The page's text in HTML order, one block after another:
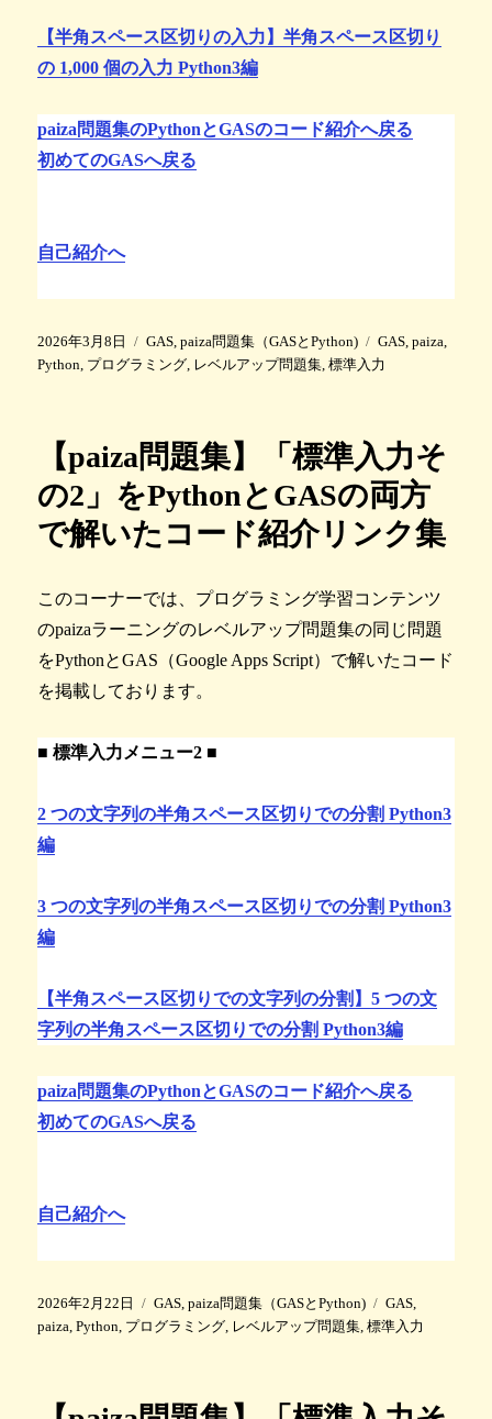
【半角スペース区切りの入力】半角スペース区切り
の 1,000 個の入力 Python3編
paiza問題集のPythonとGASのコード紹介へ戻る
初めてのGASへ戻る
自己紹介へ
投
稿
2026年3月8日
カ
テ
GAS,paiza問題集（GASとPython)
タ
グ
GAS,paiza,
Python, プログラミング, レベルアップ問題集,標準入力
【paiza問題集】「標準入力そ
の2」をPythonとGASの両方
で解いたコード紹介リンク集
このコーナーでは、プログラミング学習コンテンツ
のpaizaラーニングのレベルアップ問題集の同じ問題
をPythonとGAS（Google Apps Script）で解いたコード
を掲載しております。
■ 標準入力メニュー2 ■
2 つの文字列の半角スペース区切りでの分割 Python3
編
3 つの文字列の半角スペース区切りでの分割 Python3
編
【半角スペース区切りでの文字列の分割】5 つの文
字列の半角スペース区切りでの分割 Python3編
paiza問題集のPythonとGASのコード紹介へ戻る
初めてのGASへ戻る
自己紹介へ
投
稿
2026年2月22日
カ
テ
GAS,paiza問題集（GASとPython)
タ
グ
GAS,
paiza,Python, プログラミング, レベルアップ問題集,標準入力